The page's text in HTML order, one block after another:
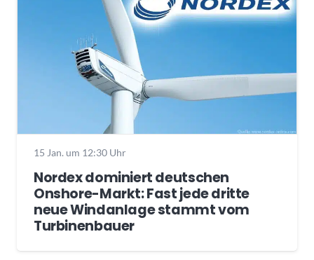
15 Jan. um 12:30 Uhr
Nordex dominiert deutschen
Onshore-Markt: Fast jede dritte
neue Windanlage stammt vom
Turbinenbauer